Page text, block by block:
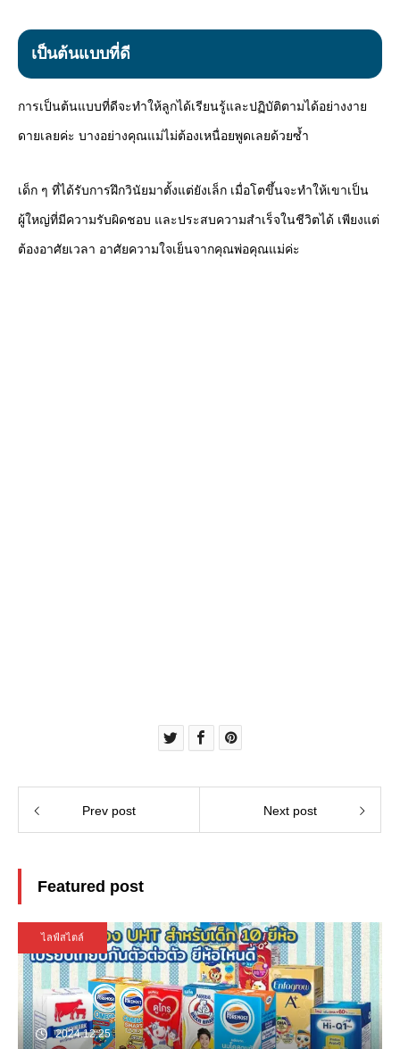
เป็นต้นแบบที่ดี
การเป็นต้นแบบที่ดีจะทำให้ลูกได้เรียนรู้และปฏิบัติตามได้อย่างงาย
ดายเลยค่ะ บางอย่างคุณแม่ไม่ต้องเหนื่อยพูดเลยด้วยซ้ำ
เด็ก ๆ ที่ได้รับการฝึกวินัยมาตั้งแต่ยังเล็ก เมื่อโตขึ้นจะทำให้เขาเป็น
ผู้ใหญ่ที่มีความรับผิดชอบ และประสบความสำเร็จในชีวิตได้ เพียงแต่
ต้องอาศัยเวลา อาศัยความใจเย็นจากคุณพ่อคุณแม่ค่ะ
Prev post Next post
Featured post
ไลฟ์สไตล์
2024.12.25